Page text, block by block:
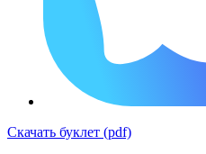
Скачать буклет (pdf)